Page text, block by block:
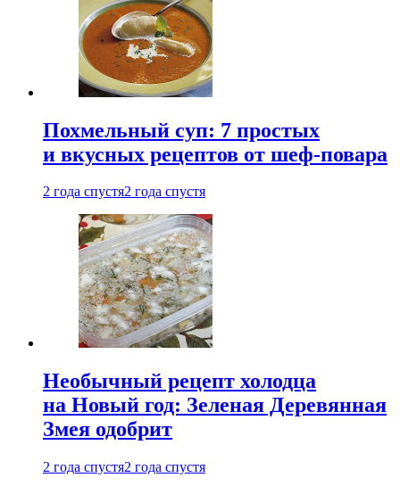
Похмельный суп: 7 простых
и вкусных рецептов от шеф-повара
2 года спустя2 года спустя
Необычный рецепт холодца
на Новый год: Зеленая Деревянная
Змея одобрит
2 года спустя2 года спустя